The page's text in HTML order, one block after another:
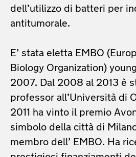
dell’utilizzo di batteri per
antitumorale.
E’ stata eletta EMBO
Biology Organization)
2007. Dal 2008 al 2013 è
professor all’Università di
2011 ha vinto il premio
simbolo della città di
membro dell’ EMBO. Ha